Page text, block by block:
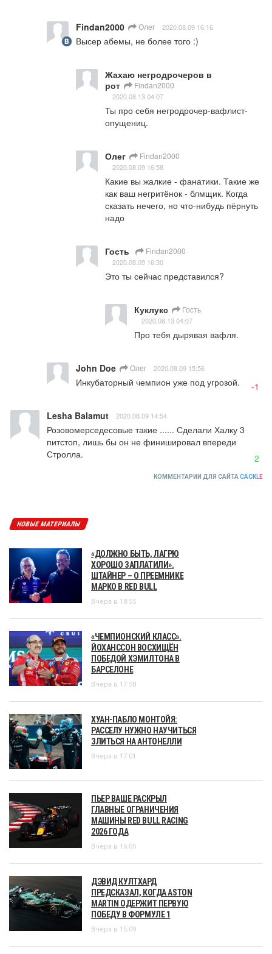
Findan2000 Олег 2020.08.09 16:16
Высер абемы, не более того :)
Жахаю негродрочеров в
рот
Findan2000
2020.08.13 04:07
Ты про себя негродрочер-вафлист-
опущениц.
Олег Findan2000
2020.08.09 16:58
Какие вы жалкие - фанатики. Такие же
как ваш негритёнок - блмщик. Когда
сказать нечего, но что-нибудь пёрнуть
надо
Гость Findan2000
2020.08.09 16:30
Это ты сейчас представился?
Куклукс Гость
2020.08.13 04:07
Про тебя дырявая вафля.
John Doe Олег 2020.08.09 15:56
Инкубаторный чемпион уже под угрозой. -1
Lesha Balamut 2020.08.09 14:54
Розовомерседесовые такие ...... Сделали Халку 3
питстоп, лишь бы он не финишировал впереди
Стролла.
2
КОММЕНТАРИИ ДЛЯ САЙТА CACKLE
НОВЫЕ МАТЕРИАЛЫ
«ДОЛЖНО БЫТЬ, ЛАГРЮ
ХОРОШО ЗАПЛАТИЛИ».
ШТАЙНЕР – О ПРЕЕМНИКЕ
МАРКО В RED BULL
Вчера в 18:55
«ЧЕМПИОНСКИЙ КЛАСС».
ЙОХАНССОН ВОСХИЩЁН
ПОБЕДОЙ ХЭМИЛТОНА В
БАРСЕЛОНЕ
Вчера в 17:58
ХУАН-ПАБЛО МОНТОЙЯ:
РАССЕЛУ НУЖНО НАУЧИТЬСЯ
ЗЛИТЬСЯ НА АНТОНЕЛЛИ
Вчера в 17:01
ПЬЕР ВАШЕ РАСКРЫЛ
ГЛАВНЫЕ ОГРАНИЧЕНИЯ
МАШИНЫ RED BULL RACING
2026 ГОДА
Вчера в 16:05
ДЭВИД КУЛТХАРД
ПРЕДСКАЗАЛ, КОГДА ASTON
MARTIN ОДЕРЖИТ ПЕРВУЮ
ПОБЕДУ В ФОРМУЛЕ 1
Вчера в 15:09